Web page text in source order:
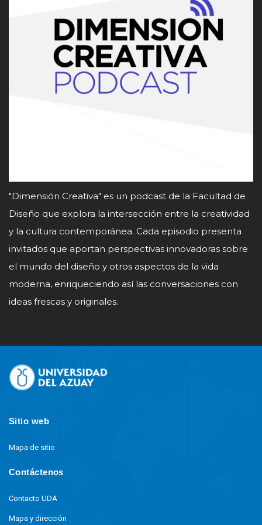
"Dimensión Creativa" es un podcast de la Facultad de
Diseño que explora la intersección entre la creatividad
y la cultura contemporánea. Cada episodio presenta
invitados que aportan perspectivas innovadoras sobre
el mundo del diseño y otros aspectos de la vida
moderna, enriqueciendo así las conversaciones con
ideas frescas y originales.
Footer
Sitio web
Mapa de sitio
Contáctenos
Contacto UDA
Mapa y dirección